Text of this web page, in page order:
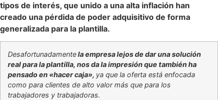
tipos de interés, que unido a una alta inflación han
creado una pérdida de poder adquisitivo de forma
generalizada para la plantilla.
Desafortunadamentela empresa lejos de dar una solución
real para la plantilla, nos da la impresión que también ha
pensado en «hacer caja», ya que la oferta está enfocada
como para clientes de alto valor más que para los
trabajadores y trabajadoras.